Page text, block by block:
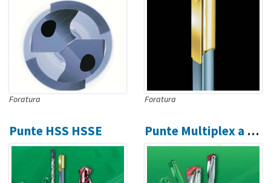
Foratura Foratura
Punte HSS HSSE Punte Multiplex a Placchetta